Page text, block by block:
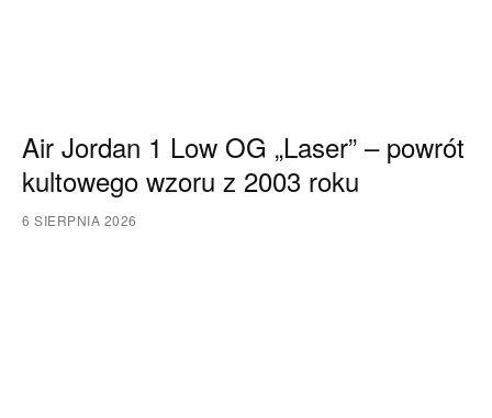
Air Jordan 1 Low OG „Laser” – powrót
kultowego wzoru z 2003 roku
6 SIERPNIA 2026